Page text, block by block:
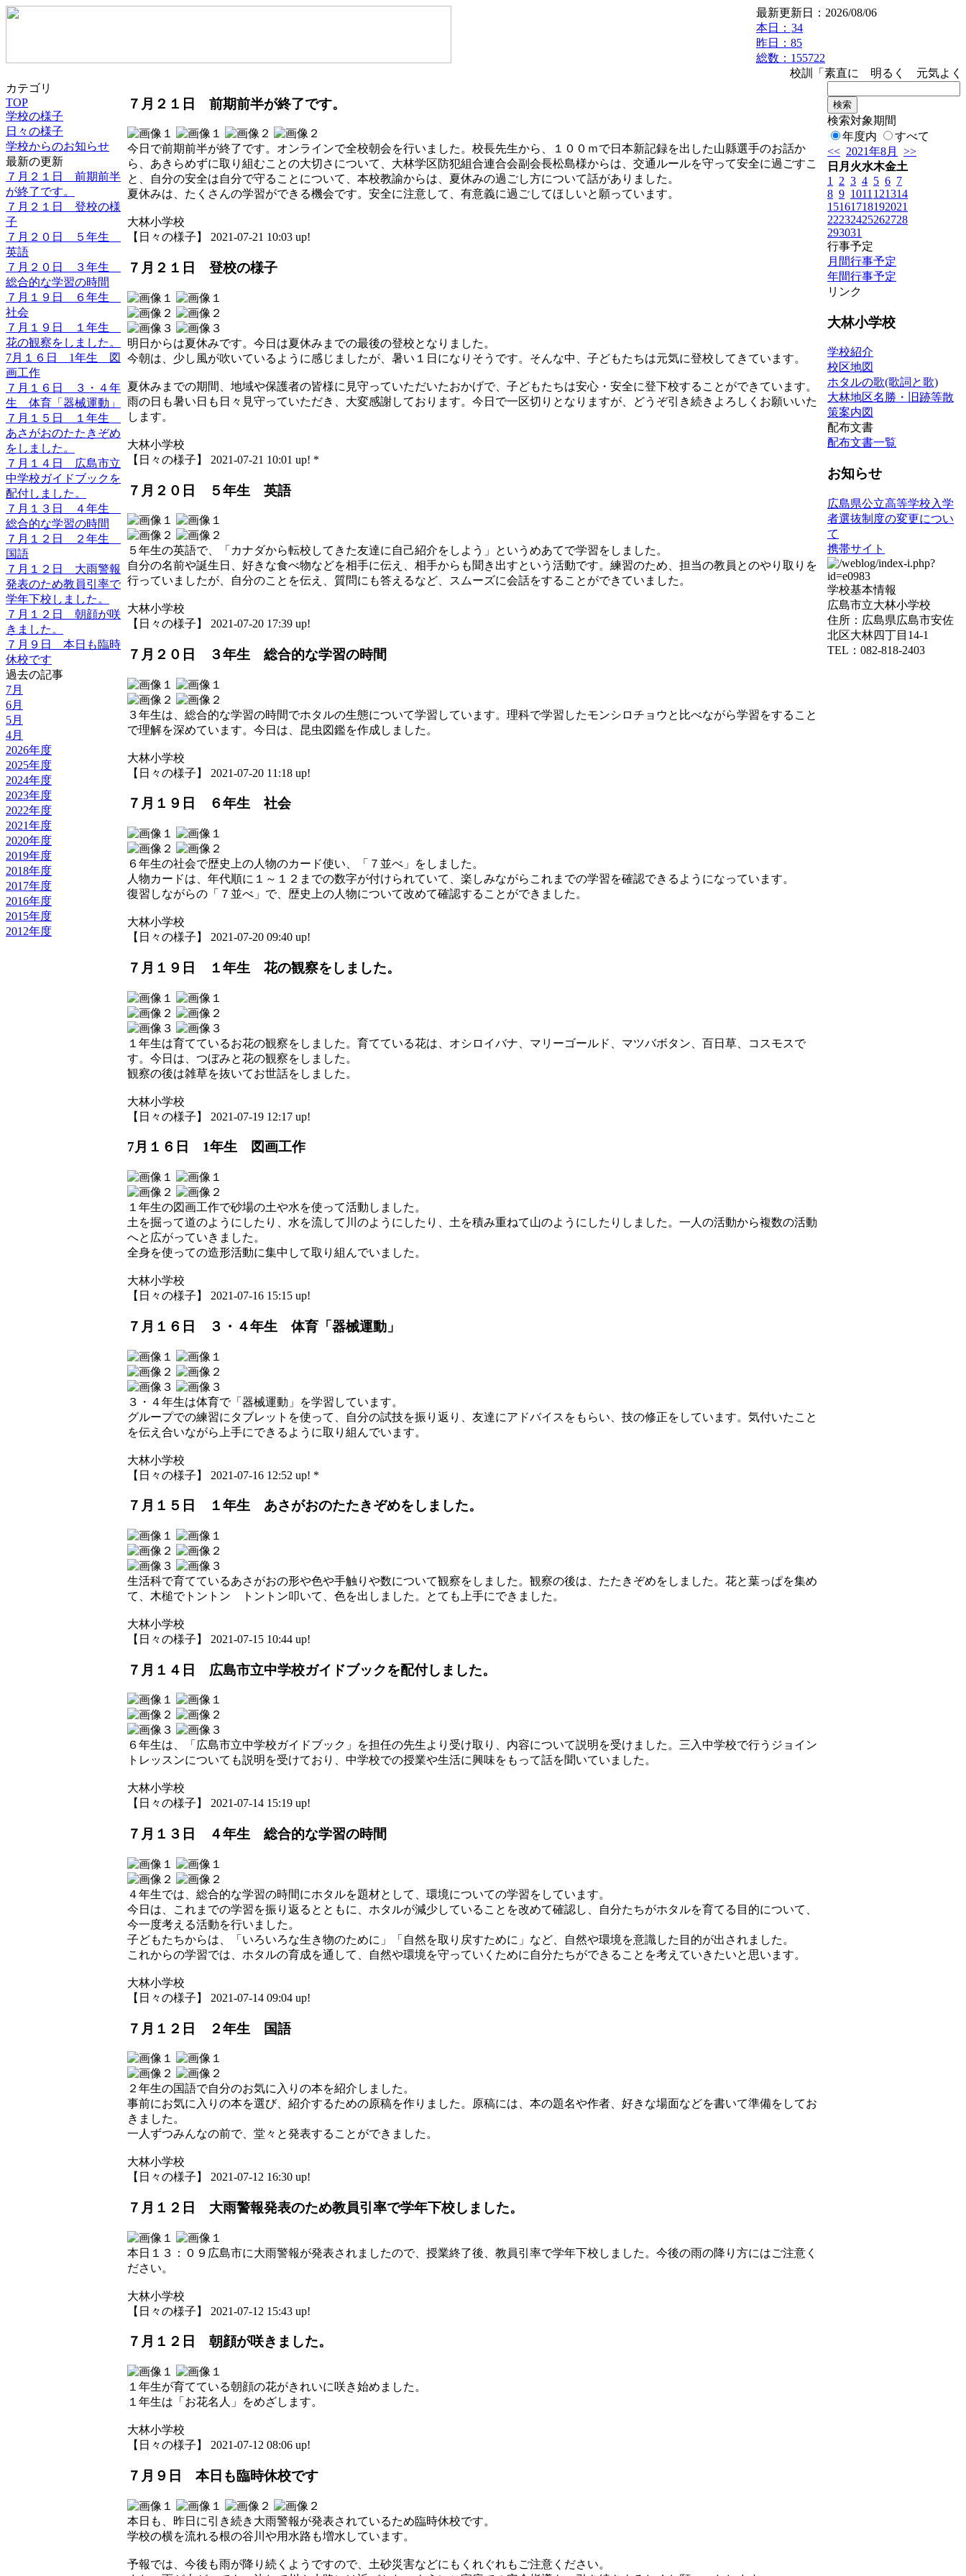
最新更新日：2026/08/06
本日： 34
昨日：85
総数：155722
校訓「素直に 明るく 元気よく」
カテゴリ
TOP
学校の様子
日々の様子
学校からのお知らせ
最新の更新
７月２１日 前期前半
が終了です。
７月２１日 登校の様
子
７月２０日 ５年生
英語
７月２０日 ３年生
総合的な学習の時間
７月１９日 ６年生
社会
７月１９日 １年生
花の観察をしました。
7月１６日 1年生 図
画工作
７月１６日 ３・４年
生 体育「器械運動」
７月１５日 １年生
あさがおのたたきぞめ
をしました。
７月１４日 広島市立
中学校ガイドブックを
配付しました。
７月１３日 ４年生
総合的な学習の時間
７月１２日 ２年生
国語
７月１２日 大雨警報
発表のため教員引率で
学年下校しました。
７月１２日 朝顔が咲
きました。
７月９日 本日も臨時
休校です
過去の記事
7月
6月
5月
4月
2026年度
2025年度
2024年度
2023年度
2022年度
2021年度
2020年度
2019年度
2018年度
2017年度
2016年度
2015年度
2012年度
７月２１日 前期前半が終了です。
今日で前期前半が終了です。オンラインで全校朝会を行いました。校長先生から、１００ｍで日本新記録を出した山縣選手のお話か
ら、あきらめずに取り組むことの大切さについて、大林学区防犯組合連合会副会長松島様からは、交通ルールを守って安全に過ごすこ
と、自分の安全は自分で守ることについて、本校教諭からは、夏休みの過ごし方について話がありました。
夏休みは、たくさんの学習ができる機会です。安全に注意して、有意義に過ごしてほしいと願っています。
大林小学校
【日々の様子】 2021-07-21 10:03 up!
７月２１日 登校の様子
明日からは夏休みです。今日は夏休みまでの最後の登校となりました。
今朝は、少し風が吹いているように感じましたが、暑い１日になりそうです。そんな中、子どもたちは元気に登校してきています。
夏休みまでの期間、地域や保護者の皆様に見守っていただいたおかげで、子どもたちは安心・安全に登下校することができています。
雨の日も暑い日も日々見守っていただき、大変感謝しております。今日で一区切りとなりますが、どうぞ引き続きよろしくお願いいた
します。
大林小学校
【日々の様子】 2021-07-21 10:01 up! *
７月２０日 ５年生 英語
５年生の英語で、「カナダから転校してきた友達に自己紹介をしよう」というめあてで学習をしました。
自分の名前や誕生日、好きな食べ物などを相手に伝え、相手からも聞き出すという活動です。練習のため、担当の教員とのやり取りを
行っていましたが、自分のことを伝え、質問にも答えるなど、スムーズに会話をすることができていました。
大林小学校
【日々の様子】 2021-07-20 17:39 up!
７月２０日 ３年生 総合的な学習の時間
３年生は、総合的な学習の時間でホタルの生態について学習しています。理科で学習したモンシロチョウと比べながら学習をすること
で理解を深めています。今日は、昆虫図鑑を作成しました。
大林小学校
【日々の様子】 2021-07-20 11:18 up!
７月１９日 ６年生 社会
６年生の社会で歴史上の人物のカード使い、「７並べ」をしました。
人物カードは、年代順に１～１２までの数字が付けられていて、楽しみながらこれまでの学習を確認できるようになっています。
復習しながらの「７並べ」で、歴史上の人物について改めて確認することができました。
大林小学校
【日々の様子】 2021-07-20 09:40 up!
７月１９日 １年生 花の観察をしました。
１年生は育てているお花の観察をしました。育てている花は、オシロイバナ、マリーゴールド、マツバボタン、百日草、コスモスで
す。今日は、つぼみと花の観察をしました。
観察の後は雑草を抜いてお世話をしました。
大林小学校
【日々の様子】 2021-07-19 12:17 up!
7月１６日 1年生 図画工作
１年生の図画工作で砂場の土や水を使って活動しました。
土を掘って道のようにしたり、水を流して川のようにしたり、土を積み重ねて山のようにしたりしました。一人の活動から複数の活動
へと広がっていきました。
全身を使っての造形活動に集中して取り組んでいました。
大林小学校
【日々の様子】 2021-07-16 15:15 up!
７月１６日 ３・４年生 体育「器械運動」
３・４年生は体育で「器械運動」を学習しています。
グループでの練習にタブレットを使って、自分の試技を振り返り、友達にアドバイスをもらい、技の修正をしています。気付いたこと
を伝え合いながら上手にできるように取り組んでいます。
大林小学校
【日々の様子】 2021-07-16 12:52 up! *
７月１５日 １年生 あさがおのたたきぞめをしました。
生活科で育てているあさがおの形や色や手触りや数について観察をしました。観察の後は、たたきぞめをしました。花と葉っぱを集め
て、木槌でトントン トントン叩いて、色を出しました。とても上手にできました。
大林小学校
【日々の様子】 2021-07-15 10:44 up!
７月１４日 広島市立中学校ガイドブックを配付しました。
６年生は、「広島市立中学校ガイドブック」を担任の先生より受け取り、内容について説明を受けました。三入中学校で行うジョイン
トレッスンについても説明を受けており、中学校での授業や生活に興味をもって話を聞いていました。
大林小学校
【日々の様子】 2021-07-14 15:19 up!
７月１３日 ４年生 総合的な学習の時間
４年生では、総合的な学習の時間にホタルを題材として、環境についての学習をしています。
今日は、これまでの学習を振り返るとともに、ホタルが減少していることを改めて確認し、自分たちがホタルを育てる目的について、
今一度考える活動を行いました。
子どもたちからは、「いろいろな生き物のために」「自然を取り戻すために」など、自然や環境を意識した目的が出されました。
これからの学習では、ホタルの育成を通して、自然や環境を守っていくために自分たちができることを考えていきたいと思います。
大林小学校
【日々の様子】 2021-07-14 09:04 up!
７月１２日 ２年生 国語
２年生の国語で自分のお気に入りの本を紹介しました。
事前にお気に入りの本を選び、紹介するための原稿を作りました。原稿には、本の題名や作者、好きな場面などを書いて準備をしてお
きました。
一人ずつみんなの前で、堂々と発表することができました。
大林小学校
【日々の様子】 2021-07-12 16:30 up!
７月１２日 大雨警報発表のため教員引率で学年下校しました。
本日１３：０９広島市に大雨警報が発表されましたので、授業終了後、教員引率で学年下校しました。今後の雨の降り方にはご注意く
ださい。
大林小学校
【日々の様子】 2021-07-12 15:43 up!
７月１２日 朝顔が咲きました。
１年生が育てている朝顔の花がきれいに咲き始めました。
１年生は「お花名人」をめざします。
大林小学校
【日々の様子】 2021-07-12 08:06 up!
７月９日 本日も臨時休校です
本日も、昨日に引き続き大雨警報が発表されているため臨時休校です。
学校の横を流れる根の谷川や用水路も増水しています。
予報では、今後も雨が降り続くようですので、土砂災害などにもくれぐれもご注意ください。
検索対象期間
年度内
すべて
<< 2021年8月
>>
日 月 火水木金土
1
2 3 4 5 6 7
8 9 1011 121314
15161718192021
22232425262728
293031
行事予定
月間行事予定
年間行事予定
リンク
大林小学校
学校紹介
校区地図
ホタルの歌(歌詞と歌)
大林地区名勝・旧跡等散
策案内図
配布文書
配布文書一覧
お知らせ
広島県公立高等学校入学
者選抜制度の変更につい
て
携帯サイト
学校基本情報
広島市立大林小学校
住所：広島県広島市安佐
北区大林四丁目14-1
TEL：082-818-2403